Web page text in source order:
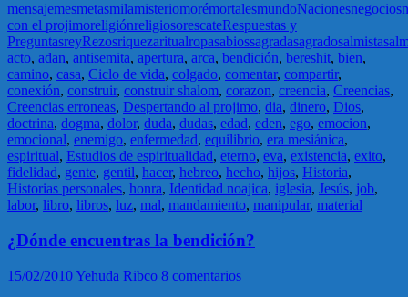
mensajemesmetasmilamisteriomorémortalesmundoNacionesnegocios
con el projimoreligiónreligiosorescateRespuestas y
PreguntasreyRezosriquezaritualropasabiossagradasagradosalmista
acto, adan, antisemita, apertura, arca, bendición, bereshit, bien,
camino, casa, Ciclo de vida, colgado, comentar, compartir,
conexión, construir, construir shalom, corazon, creencia, Creencias,
Creencias erroneas, Despertando al projimo, dia, dinero, Dios,
doctrina, dogma, dolor, duda, dudas, edad, eden, ego, emocion,
emocional, enemigo, enfermedad, equilibrio, era mesiánica,
espiritual, Estudios de espiritualidad, eterno, eva, existencia, exito,
fidelidad, gente, gentil, hacer, hebreo, hecho, hijos, Historia,
Historias personales, honra, Identidad noajica, iglesia, Jesús, job,
labor, libro, libros, luz, mal, mandamiento, manipular, material
¿Dónde encuentras la bendición?
15/02/2010Yehuda Ribco 8 comentarios